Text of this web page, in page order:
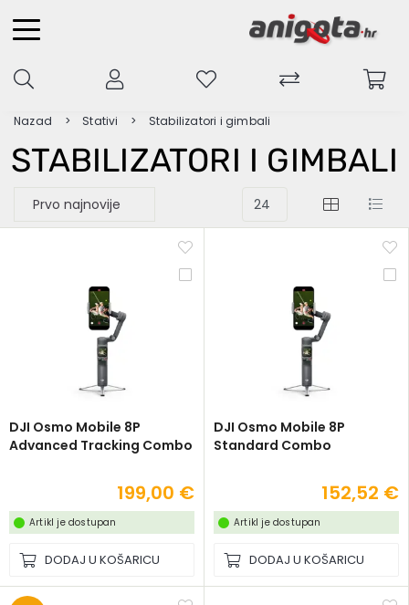
Nazad Stativi Stabilizatori i gimbali
STABILIZATORI I GIMBALI
DJI Osmo Mobile 8P
Advanced Tracking Combo
199,00 €
Artikl je dostupan
DODAJ U KOŠARICU
DJI Osmo Mobile 8P
Standard Combo
152,52 €
Artikl je dostupan
DODAJ U KOŠARICU